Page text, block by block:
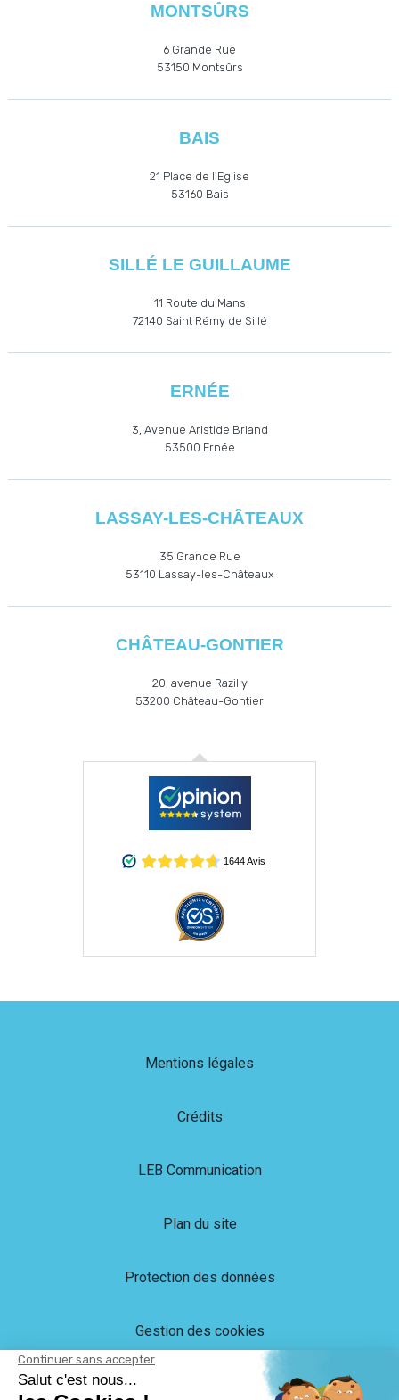
MONTSÛRS
6 Grande Rue
53150 Montsûrs
BAIS
21 Place de l'Eglise
53160 Bais
SILLÉ LE GUILLAUME
11 Route du Mans
72140 Saint Rémy de Sillé
ERNÉE
3, Avenue Aristide Briand
53500 Ernée
LASSAY-LES-CHÂTEAUX
35 Grande Rue
53110 Lassay-les-Châteaux
CHÂTEAU-GONTIER
20, avenue Razilly
53200 Château-Gontier
Mentions légales
Crédits
LEB Communication
Plan du site
Protection des données
Gestion des cookies